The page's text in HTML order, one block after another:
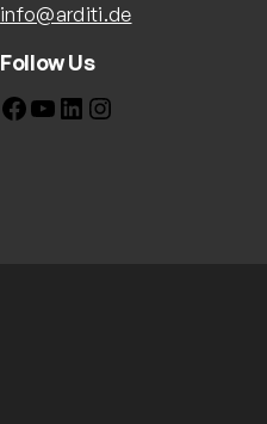
info@arditi.de
Follow Us
Facebook YouTube LinkedIn Instagram